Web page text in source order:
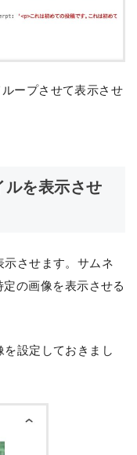
ープさせて表示させ
を表示させ
させます。サムネ
の画像を表示させる
設定しておきまし